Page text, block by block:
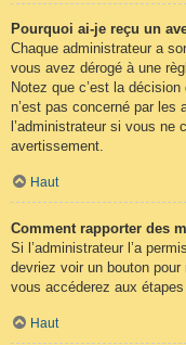
Pourquoi ai-je reçu un
Chaque administrateur a
vous avez dérogé à une
Notez que c’est la
n’est pas concerné par les
l’administrateur si vous ne
avertissement.
Haut
Comment rapporter des
Si l’administrateur l’a
devriez voir un bouton
vous accéderez aux
Haut